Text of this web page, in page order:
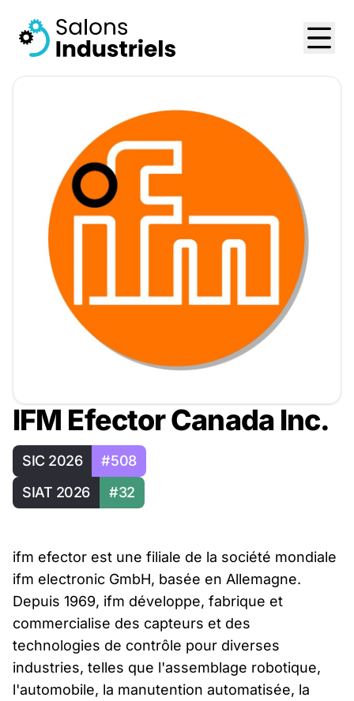
IFM Efector Canada Inc.
SIC 2026
#508
SIAT 2026
#32
ifm efector est une filiale de la société mondiale
ifm electronic GmbH, basée en Allemagne.
Depuis 1969, ifm développe, fabrique et
commercialise des capteurs et des
technologies de contrôle pour diverses
industries, telles que l'assemblage robotique,
l'automobile, la manutention automatisée, la